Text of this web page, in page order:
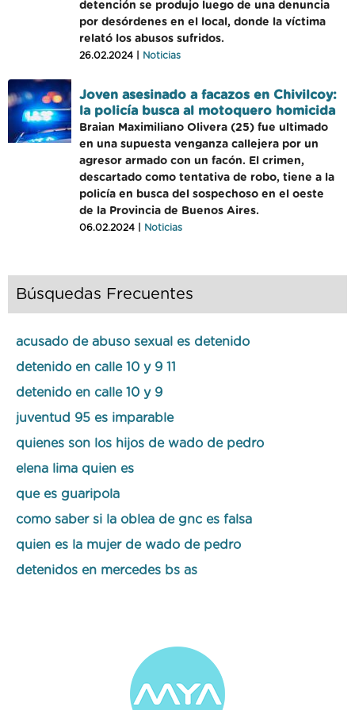
detención se produjo luego de una denuncia
por desórdenes en el local, donde la víctima
relató los abusos sufridos.
26.02.2024 | Noticias
Joven asesinado a facazos en Chivilcoy:
la policía busca al motoquero homicida
Braian Maximiliano Olivera (25) fue ultimado
en una supuesta venganza callejera por un
agresor armado con un facón. El crimen,
descartado como tentativa de robo, tiene a la
policía en busca del sospechoso en el oeste
de la Provincia de Buenos Aires.
06.02.2024 | Noticias
Búsquedas Frecuentes
acusado de abuso sexual es detenido
detenido en calle 10 y 9 11
detenido en calle 10 y 9
juventud 95 es imparable
quienes son los hijos de wado de pedro
elena lima quien es
que es guaripola
como saber si la oblea de gnc es falsa
quien es la mujer de wado de pedro
detenidos en mercedes bs as